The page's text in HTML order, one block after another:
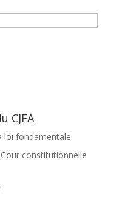
CJFA
loi fondamentale
Cour constitutionnelle